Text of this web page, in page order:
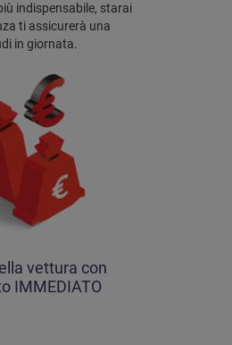
indispensabile, starai
ti assicurerà una
in giornata.
vettura con
IMMEDIATO